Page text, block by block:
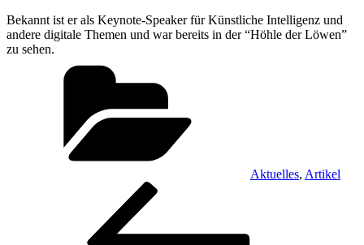
Bekannt ist er als Keynote-Speaker für Künstliche Intelligenz und
andere digitale Themen und war bereits in der “Höhle der Löwen”
zu sehen.
Aktuelles, Artikel
Beitragsnavigation